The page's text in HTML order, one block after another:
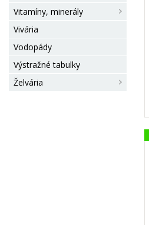
Vitamíny, minerály
Vivária
Vodopády
Výstražné tabulky
Želvária